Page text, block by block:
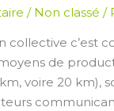
/ Non classé /
collective c’est
de
voire 20 km),